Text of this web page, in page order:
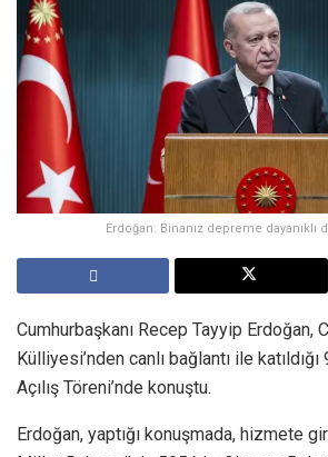
Erdoğan: Binanız depreme
Cumhurbaşkanı Recep Tayyip Erdoğan,
Külliyesi’nden canlı bağlantı ile
Açılış Töreni’nde konuştu.
Erdoğan, yaptığı konuşmada, hizmete